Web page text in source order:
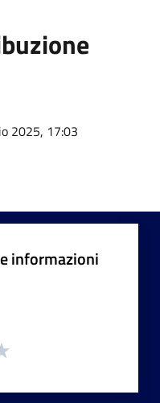
2025, 17:03
informazioni